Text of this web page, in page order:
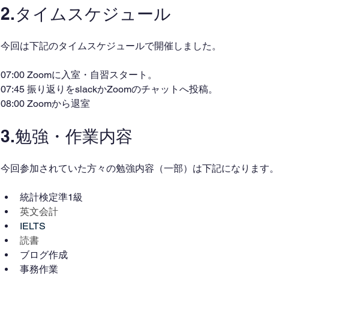
2.タイムスケジュール
今回は下記のタイムスケジュールで開催しました。
07:00 Zoomに入室・自習スタート。
07:45 振り返りをslackかZoomのチャットへ投稿。
08:00 Zoomから退室
3.勉強・作業内容
今回参加されていた方々の勉強内容（一部）は下記になります。
統計検定準1級
英文会計
IELTS
読書
ブログ作成
事務作業